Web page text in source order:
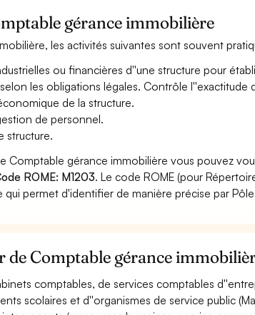
gérance immobilière
les activités suivantes sont souvent
ou financières d''une structure pour
les obligations légales. Contrôle l''exactitude
de la structure.
de personnel.
structure.
Comptable gérance immobilière vous pouvez
ROME: M1203. Le code ROME (pour
permet d'identifier de manière précise par
de Comptable gérance
comptables, de services comptables
scolaires et d''organismes de service public